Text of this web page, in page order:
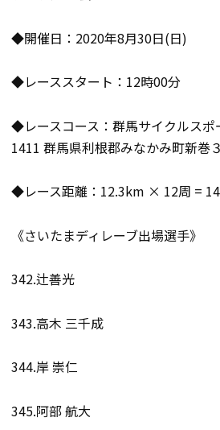
◆開催日：2020年8月30日(日)
◆レーススタート：12時00分
◆レースコース：群馬サイクルス
1411 群馬県利根郡みなかみ町新巻
◆レース距離：12.3km × 12周 =
《さいたまディレーブ出場選手》
342.辻善光
343.高木 三千成
344.岸 崇仁
345.阿部 航大